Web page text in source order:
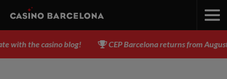
blog! CEP Barcelona returns from August 3 to 17 -